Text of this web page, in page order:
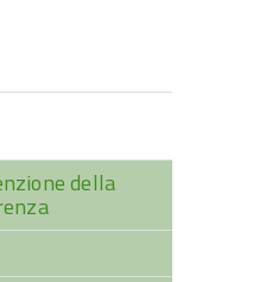
della